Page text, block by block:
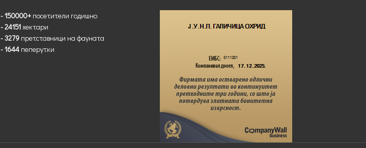
- 150000+посетители годишно
- 24151хектари
- 3279претставници на фауната
- 1644пеперутки